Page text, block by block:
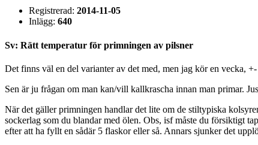
Registrerad: 2014-11-05
Inlägg: 640
Sv: Rätt temperatur för primningen av pilsner
Det finns väl en del varianter av det med, men jag kör en vecka,
Sen är ju frågan om man kan/vill kallkrascha innan man primar.
När det gäller primningen handlar det lite om de stiltypiska
sockerlag som du blandar med ölen. Obs, isf måste du försiktigt
efter att ha fyllt en sådär 5 flaskor eller så. Annars sjunker det